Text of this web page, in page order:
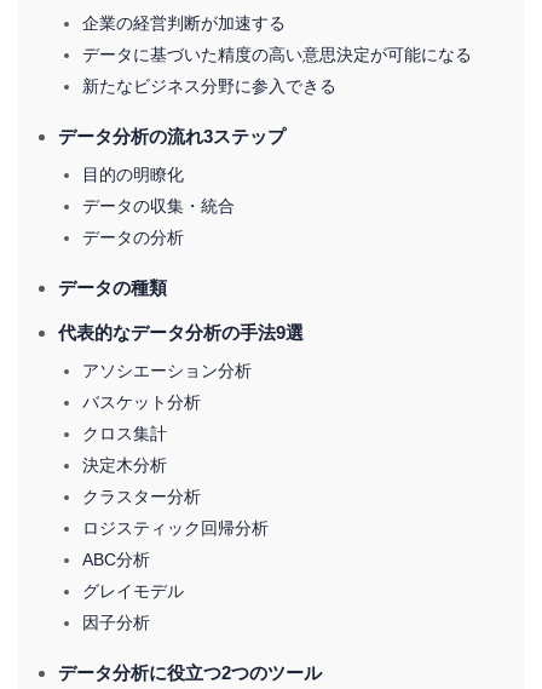
企業の経営判断が加速する
データに基づいた精度の高い意思決定が可能になる
新たなビジネス分野に参入できる
データ分析の流れ3ステップ
目的の明瞭化
データの収集・統合
データの分析
データの種類
代表的なデータ分析の手法9選
アソシエーション分析
バスケット分析
クロス集計
決定木分析
クラスター分析
ロジスティック回帰分析
ABC分析
グレイモデル
因子分析
データ分析に役立つ2つのツール